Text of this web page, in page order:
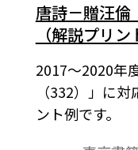
唐詩－贈汪
（解説プリン
2017～2020年
（332）」に
ント例です。